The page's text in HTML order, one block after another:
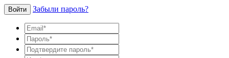
Войти Забыли пароль?